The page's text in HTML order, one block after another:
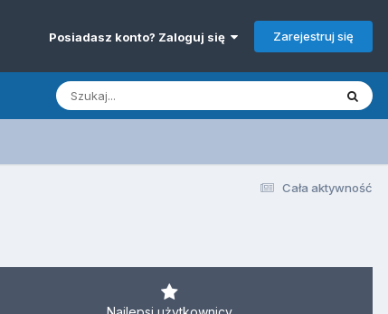
Posiadasz konto? Zaloguj się Zarejestruj się
Cała aktywność